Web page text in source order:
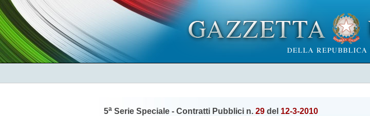
5a Serie Speciale - Contratti Pubblici n. 29 del 12-3-2010